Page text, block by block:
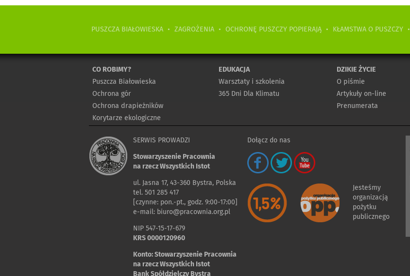
PUSZCZA BIAŁOWIESKA • ZAGROŻENIA • OCHRONĘ PUSZCZY POPIERAJĄ • KŁAMSTWA O PUSZCZY •
CO ROBIMY?
Puszcza Białowieska
Ochrona gór
Ochrona drapieżników
Korytarze ekologiczne
EDUKACJA
Warsztaty i szkolenia
365 Dni Dla Klimatu
DZIKIE ŻYCIE
O piśmie
Artykuły on-line
Prenumerata
SERWIS PROWADZI
Stowarzyszenie Pracownia
na rzecz Wszystkich Istot
ul. Jasna 17, 43-360 Bystra, Polska
tel. 501 285 417
[czynne: pon.-pt., godz. 9:00-17:00]
e-mail: biuro@pracownia.org.pl
NIP 547-15-17-679
KRS 0000120960
Konto: Stowarzyszenie Pracownia
na rzecz Wszystkich Istot
Bank Spółdzielczy Bystra
Dołącz do nas
Jesteśmy
organizacją
pożytku
publicznego